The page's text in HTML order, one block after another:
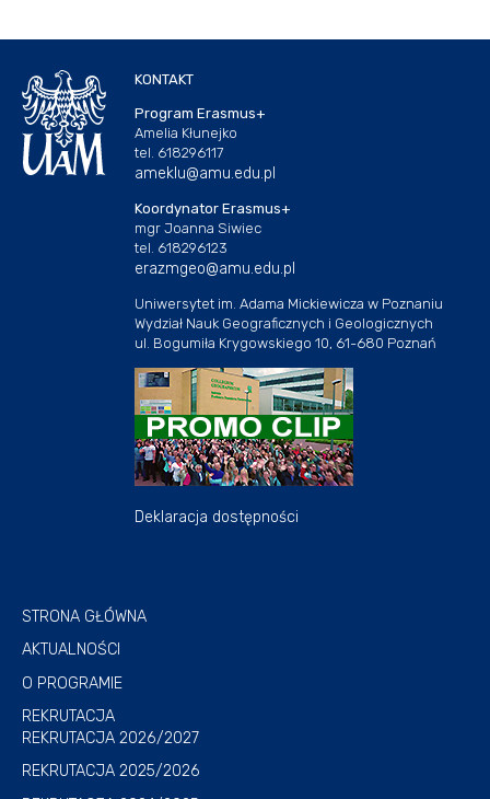
KONTAKT
Program Erasmus+
Amelia Kłunejko
tel. 618296117
ameklu@amu.edu.pl
Koordynator Erasmus+
mgr Joanna Siwiec
tel. 618296123
erazmgeo@amu.edu.pl
Uniwersytet im. Adama Mickiewicza w Poznaniu
Wydział Nauk Geograficznych i Geologicznych
ul. Bogumiła Krygowskiego 10, 61-680 Poznań
Deklaracja dostępności
STRONA GŁÓWNA
AKTUALNOŚCI
O PROGRAMIE
REKRUTACJA
REKRUTACJA 2026/2027
REKRUTACJA 2025/2026